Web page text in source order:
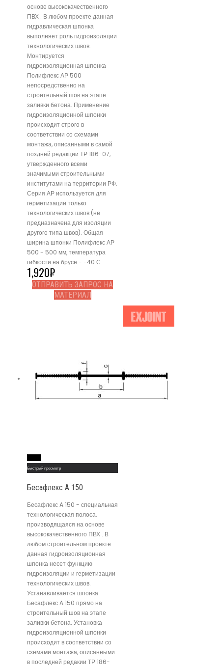
основе высококачественного
ПВХ . В любом проекте данная
гидравлическая шпонка
выполняет роль гидроизоляции
технологических швов.
Монтируется
гидроизоляционная шпонка
Полифлекс АР 500
непосредственно на
строительный шов на этапе
заливки бетона. Применение
гидроизоляционной шпонки
происходит строго в
соответствии со схемами
монтажа, описанными в самой
поздней редакции ТР 186-07,
утвержденного всеми
значимыми строительными
институтами на территории РФ.
Серия АР используется для
герметизации только
технологических швов (не
предназначена для изоляции
другого типа швов). Общая
ширина шпонки Полифлекс АР
500 - 500 мм, температура
гибкости на брусе - -40 С.
1,920₽
ОТПРАВИТЬ ЗАПРОС НА
МАТЕРИАЛ
Быстрый просмотр
Бесафлекс A 150
Бесафлекс A 150 - специальная
технологическая полоса,
производящаяся на основе
высококачественного ПВХ . В
любом строительном проекте
данная гидроизоляционная
шпонка несет функцию
гидроизоляции и герметизации
технологических швов.
Устанавливается шпонка
Бесафлекс A 150 прямо на
строительный шов на этапе
заливки бетона. Установка
гидроизоляционной шпонки
происходит в соответствии со
схемами монтажа, описанными
в последней редакии ТР 186-